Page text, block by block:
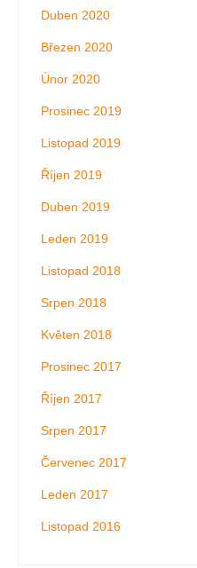
Duben 2020
Březen 2020
Únor 2020
Prosinec 2019
Listopad 2019
Říjen 2019
Duben 2019
Leden 2019
Listopad 2018
Srpen 2018
Květen 2018
Prosinec 2017
Říjen 2017
Srpen 2017
Červenec 2017
Leden 2017
Listopad 2016